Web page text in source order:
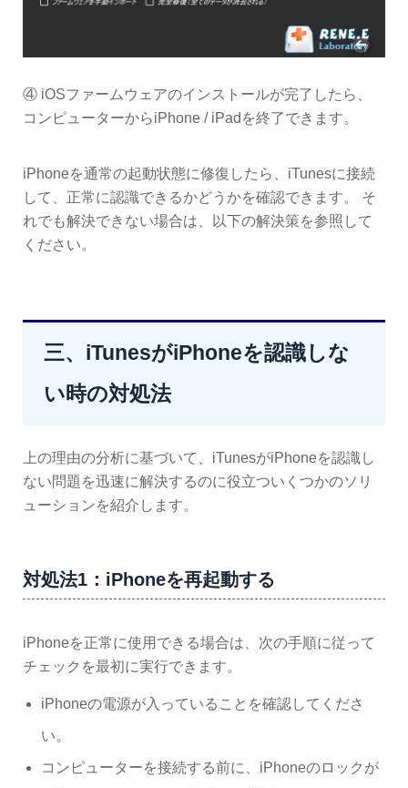
④ iOSファームウェアのインストールが完了したら、
コンピューターからiPhone / iPadを終了できます。
iPhoneを通常の起動状態に修復したら、iTunesに接続
して、正常に認識できるかどうかを確認できます。 そ
れでも解決できない場合は、以下の解決策を参照して
ください。
三、iTunesがiPhoneを認識しな
い時の対処法
上の理由の分析に基づいて、iTunesがiPhoneを認識し
ない問題を迅速に解決するのに役立ついくつかのソリ
ューションを紹介します。
対処法1：iPhoneを再起動する
iPhoneを正常に使用できる場合は、次の手順に従って
チェックを最初に実行できます。
iPhoneの電源が入っていることを確認してくださ
い。
コンピューターを接続する前に、iPhoneのロックが